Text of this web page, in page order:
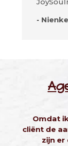
-
Omdat
cliënt de
zijn